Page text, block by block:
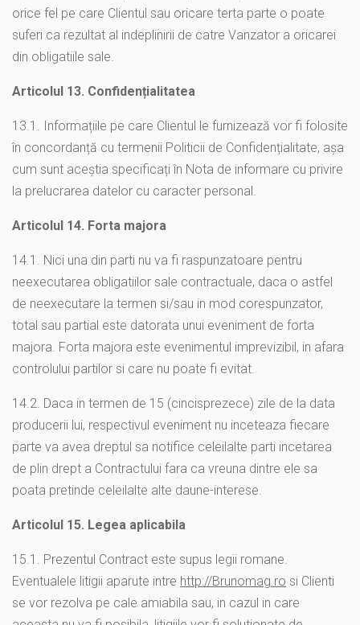
orice fel pe care Clientul sau oricare terta parte o poate
suferi ca rezultat al indeplinirii de catre Vanzator a oricarei
din obligatiile sale.
Articolul 13. Confidențialitatea
13.1. Informațiile pe care Clientul le furnizează vor fi folosite
în concordanță cu termenii Politicii de Confidențialitate, așa
cum sunt aceștia specificați în Nota de informare cu privire
la prelucrarea datelor cu caracter personal.
Articolul 14. Forta majora
14.1. Nici una din parti nu va fi raspunzatoare pentru
neexecutarea obligatiilor sale contractuale, daca o astfel
de neexecutare la termen si/sau in mod corespunzator,
total sau partial este datorata unui eveniment de forta
majora. Forta majora este evenimentul imprevizibil, in afara
controlului partilor si care nu poate fi evitat.
14.2. Daca in termen de 15 (cincisprezece) zile de la data
producerii lui, respectivul eveniment nu inceteaza fiecare
parte va avea dreptul sa notifice celeilalte parti incetarea
de plin drept a Contractului fara ca vreuna dintre ele sa
poata pretinde celeilalte alte daune-interese.
Articolul 15. Legea aplicabila
15.1. Prezentul Contract este supus legii romane.
Eventualele litigii aparute intre http://Brunomag.ro si Clienti
se vor rezolva pe cale amiabila sau, in cazul in care